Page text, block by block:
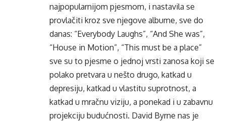
najpopularnijom pjesmom, i nastavila se
provlačiti kroz sve njegove albume, sve do
danas: “Everybody Laughs”, “And She was”,
“House in Motion”, “This must be a place”
sve su to pjesme o jednoj vrsti zanosa koji se
polako pretvara u nešto drugo, katkad u
depresiju, katkad u vlastitu suprotnost, a
katkad u mračnu viziju, a ponekad i u zabavnu
projekciju budućnosti. David Byrne nas je